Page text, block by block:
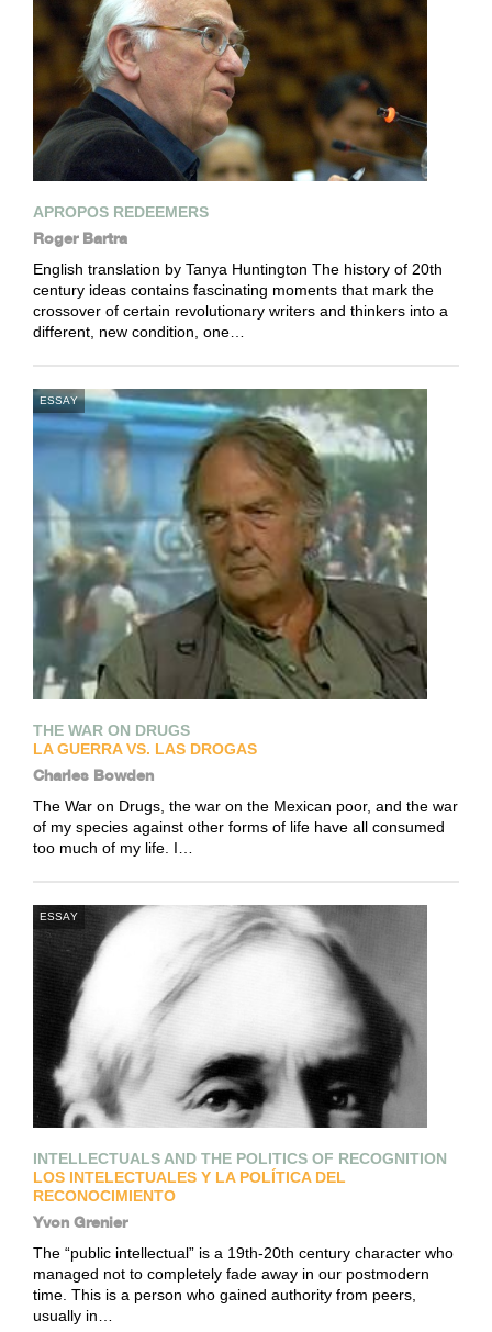
APROPOS REDEEMERS
Roger Bartra
English translation by Tanya Huntington The history of 20th
century ideas contains fascinating moments that mark the
crossover of certain revolutionary writers and thinkers into a
different, new condition, one…
ESSAY
THE WAR ON DRUGS
LA GUERRA VS. LAS DROGAS
Charles Bowden
The War on Drugs, the war on the Mexican poor, and the war
of my species against other forms of life have all consumed
too much of my life. I…
ESSAY
INTELLECTUALS AND THE POLITICS OF RECOGNITION
LOS INTELECTUALES Y LA POLÍTICA DEL
RECONOCIMIENTO
Yvon Grenier
The “public intellectual” is a 19th-20th century character who
managed not to completely fade away in our postmodern
time. This is a person who gained authority from peers,
usually in…